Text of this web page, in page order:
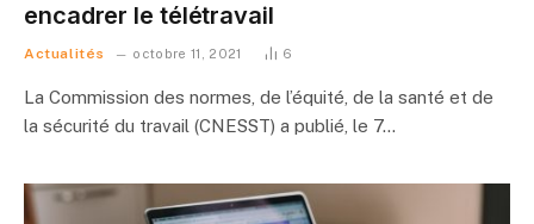
encadrer le télétravail
Actualités octobre 11, 2021 6
La Commission des normes, de l’équité, de la santé et de
la sécurité du travail (CNESST) a publié, le 7…